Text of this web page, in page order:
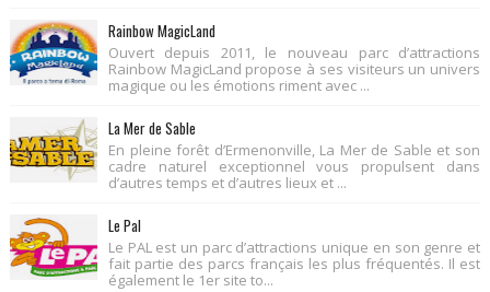
Rainbow MagicLand
Ouvert depuis 2011, le nouveau parc d’attractions
Rainbow MagicLand propose à ses visiteurs un univers
magique ou les émotions riment avec ...
La Mer de Sable
En pleine forêt d’Ermenonville, La Mer de Sable et son
cadre naturel exceptionnel vous propulsent dans
d’autres temps et d’autres lieux et ...
Le Pal
Le PAL est un parc d’attractions unique en son genre et
fait partie des parcs français les plus fréquentés. Il est
également le 1er site to...